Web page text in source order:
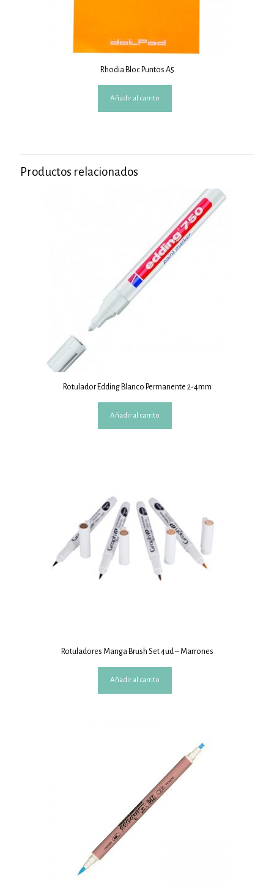
Rhodia Bloc Puntos A5
Añadir al carrito
Productos relacionados
Rotulador Edding Blanco Permanente 2-4mm
Añadir al carrito
Rotuladores Manga Brush Set 4ud – Marrones
Añadir al carrito